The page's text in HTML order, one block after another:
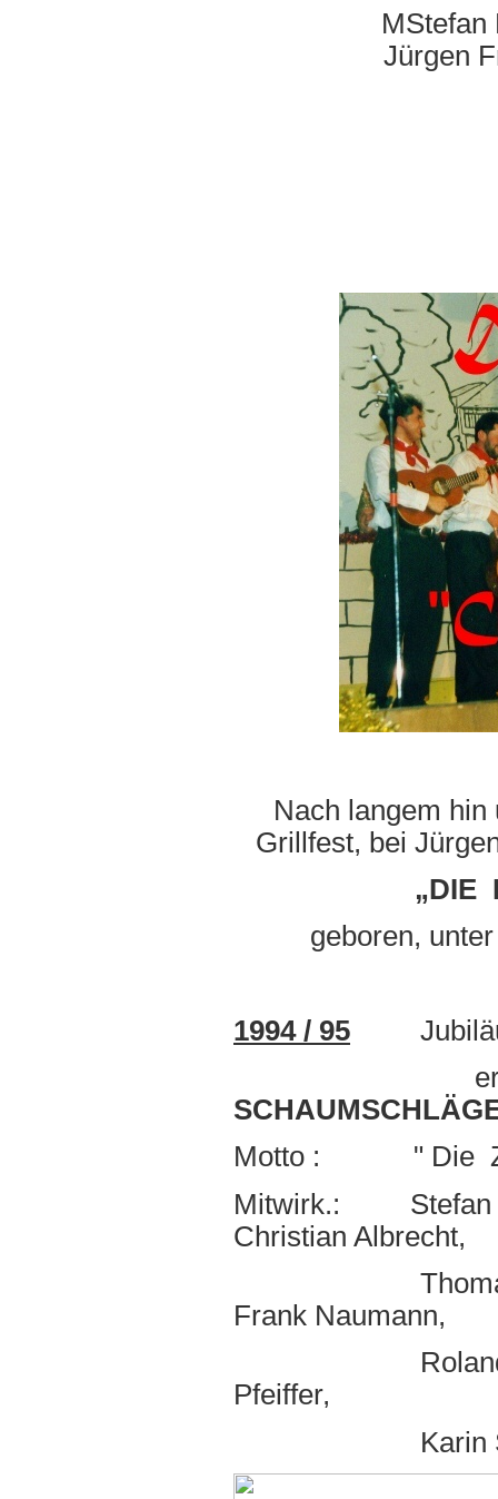
Jürgen
Nach langem
Grillfest, bei
„DIE
geboren,
1994 / 95
erstmals
Motto : " Die
Mitwirk.: Stefan
Christian Albrecht,
Thomas
Frank Naumann,
Roland Zeiß,
Pfeiffer,
Karin